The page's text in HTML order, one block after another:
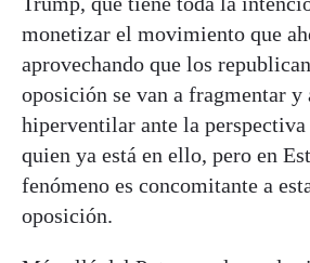
monetizar el movimiento que
aprovechando que los
oposición se van a fragmentar
hiperventilar ante la
quien ya está en ello, pero en
fenómeno es concomitante a
oposición.